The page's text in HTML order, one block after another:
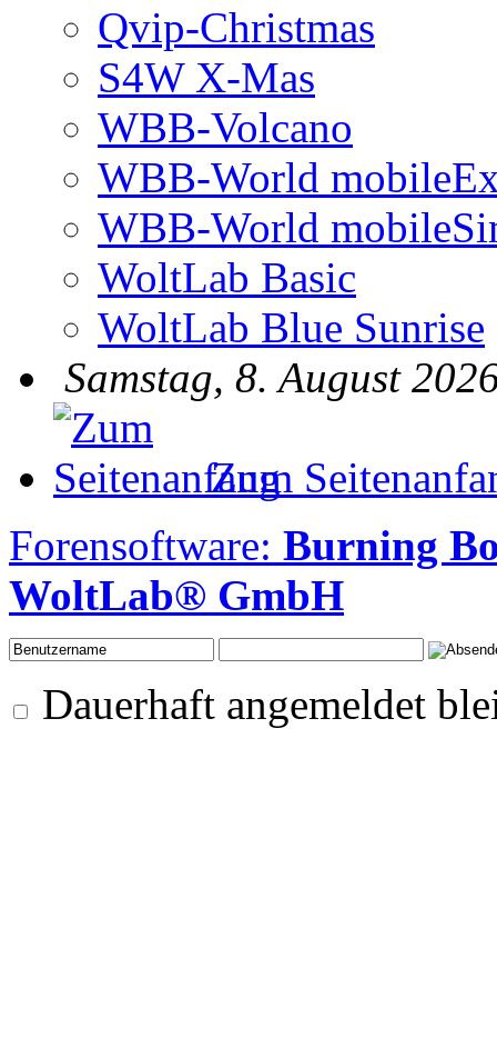
Qvip-Christmas
S4W X-Mas
WBB-Volcano
WBB-World
WBB-World
WoltLab Basic
WoltLab Blue Sunrise
Samstag, 8. August
Zum
Forensoftware: Burning
WoltLab® GmbH
Dauerhaft angemeldet